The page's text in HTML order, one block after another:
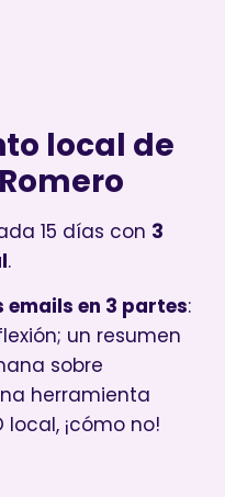
local de
15 días con 3
.
en 3 partes:
un resumen
sobre
herramienta
local, ¡cómo no!